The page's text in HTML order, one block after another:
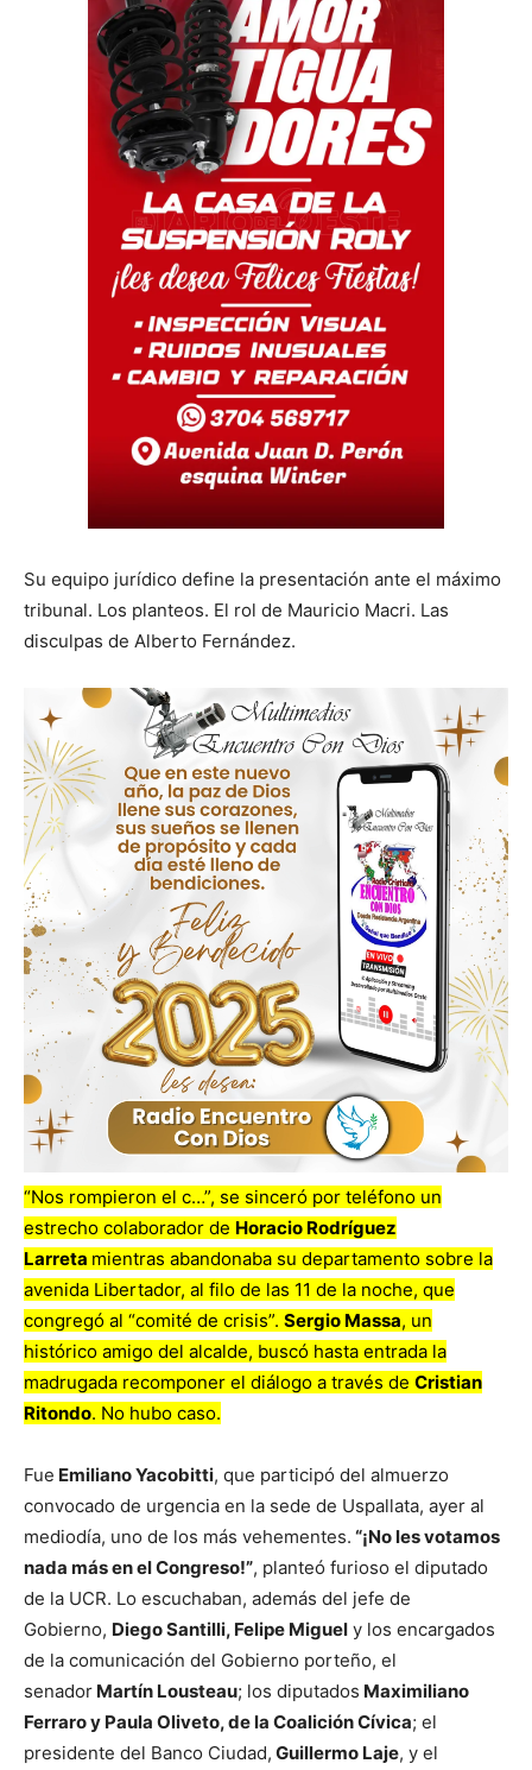
Su equipo jurídico define la presentación ante el máximo
tribunal. Los planteos. El rol de Mauricio Macri. Las
disculpas de Alberto Fernández.
“Nos rompieron el c…”, se sinceró por teléfono un
estrecho colaborador de Horacio Rodríguez
Larreta mientras abandonaba su departamento sobre la
avenida Libertador, al filo de las 11 de la noche, que
congregó al “comité de crisis”. Sergio Massa, un
histórico amigo del alcalde, buscó hasta entrada la
madrugada recomponer el diálogo a través de Cristian
Ritondo. No hubo caso.
Fue Emiliano Yacobitti, que participó del almuerzo
convocado de urgencia en la sede de Uspallata, ayer al
mediodía, uno de los más vehementes. “¡No les votamos
nada más en el Congreso!”, planteó furioso el diputado
de la UCR. Lo escuchaban, además del jefe de
Gobierno, Diego Santilli, Felipe Miguel y los encargados
de la comunicación del Gobierno porteño, el
senador Martín Lousteau; los diputados Maximiliano
Ferraro y Paula Oliveto, de la Coalición Cívica; el
presidente del Banco Ciudad, Guillermo Laje, y el